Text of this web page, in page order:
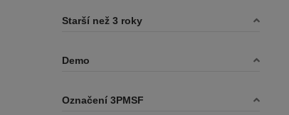
Starší než 3 roky
Demo
Označení 3PMSF